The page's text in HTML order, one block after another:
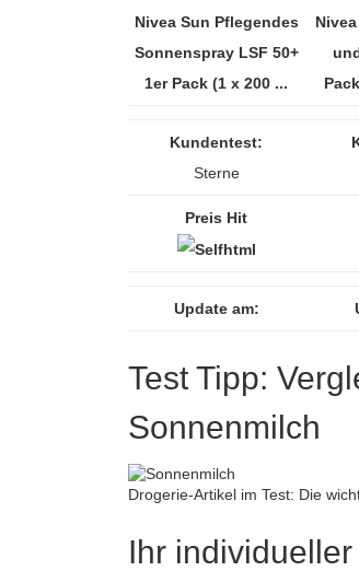
Nivea Sun Pflegendes
Sonnenspray LSF 50+
1er Pack (1 x 200 ...
Kundentest:
Sterne
Preis Hit
Update am:
Test Tipp:
Sonnenmilch
Drogerie-Artikel im Test: Die
Ihr